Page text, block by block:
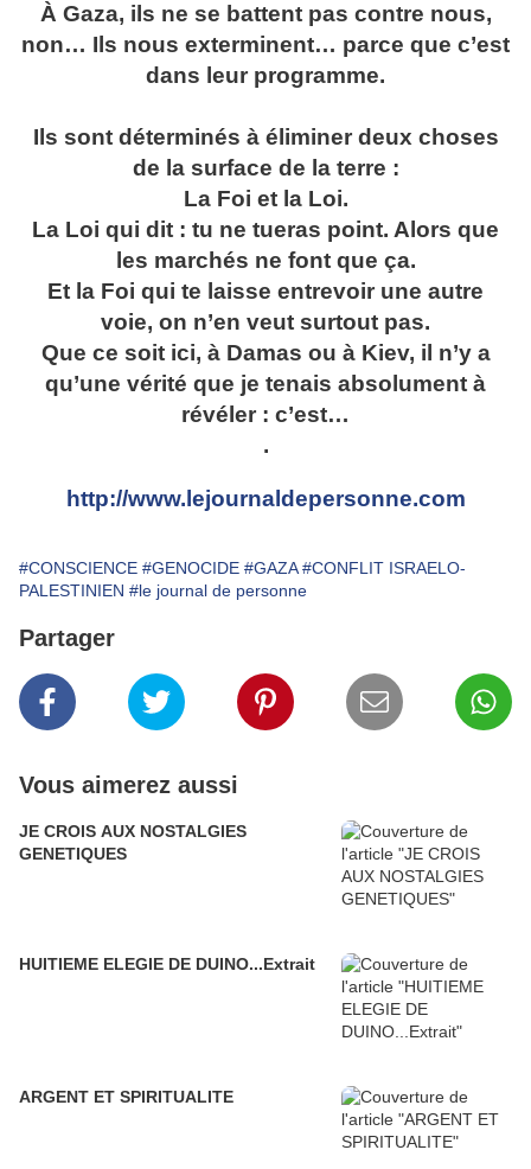
À Gaza, ils ne se battent pas contre nous,
non… Ils nous exterminent… parce que c’est
dans leur programme.
Ils sont déterminés à éliminer deux choses
de la surface de la terre :
La Foi et la Loi.
La Loi qui dit : tu ne tueras point. Alors que
les marchés ne font que ça.
Et la Foi qui te laisse entrevoir une autre
voie, on n’en veut surtout pas.
Que ce soit ici, à Damas ou à Kiev, il n’y a
qu’une vérité que je tenais absolument à
révéler : c’est…
.
http://www.lejournaldepersonne.com
#CONSCIENCE #GENOCIDE #GAZA #CONFLIT ISRAELO-
PALESTINIEN #le journal de personne
Partager
Vous aimerez aussi
JE CROIS AUX NOSTALGIES
GENETIQUES
HUITIEME ELEGIE DE DUINO...Extrait
ARGENT ET SPIRITUALITE